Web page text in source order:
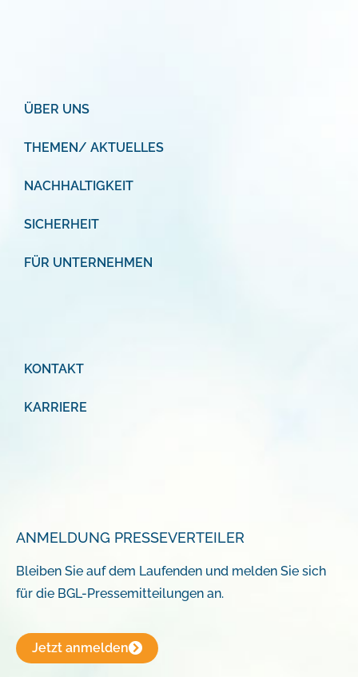
ÜBER UNS
THEMEN/ AKTUELLES
NACHHALTIGKEIT
SICHERHEIT
FÜR UNTERNEHMEN
KONTAKT
KARRIERE
ANMELDUNG PRESSEVERTEILER
Bleiben Sie auf dem Laufenden und melden Sie sich
für die BGL-Pressemitteilungen an.
Jetzt anmelden